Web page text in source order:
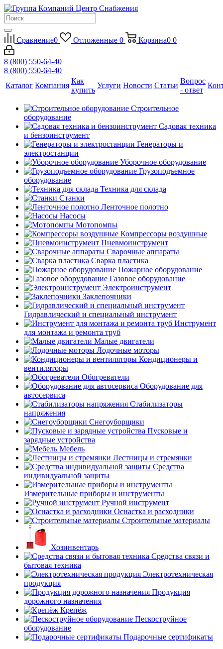
Сравнение0 Отложенные 0 Корзина0 0
8 (800) 550-64-40
8 (800) 550-64-40
Каталог Компания
Как
купить
Услуги Новости Статьи
Вопрос
- ответ
Строительное
оборудование
Садовая техника
и бензоинструмент
Генераторы и
электростанции
Уборочное оборудование
Грузоподъемное
оборудование
Техника для склада
Станки
Ленточное полотно
Насосы
Мотопомпы
Компрессоры воздушные
Пневмоинструмент
Сварочные аппараты
Сварка пластика
Пожарное оборудование
Газовое оборудование
Электроинструмент
Заклепочники
Гидравлический и специальный инструмент
Инструмент
для монтажа и ремонта труб
Малые двигатели
Лодочные моторы
Кондиционеры и
вентиляторы
Обогреватели
Оборудование для
автосервиса
Стабилизаторы
напряжения
Снегоуборщики
Пусковые и
зарядные устройства
Мебель
Лестницы и стремянки
Средства
индивидуальной защиты
Измерительные приборы и инструменты
Ручной инструмент
Оснастка и расходники
Строительные материалы
Хозинвентарь
Средства связи и
бытовая техника
Электротехническая
продукция
Продукция
дорожного назначения
Крепёж
Пескоструйное
оборудование
Подарочные сертификаты